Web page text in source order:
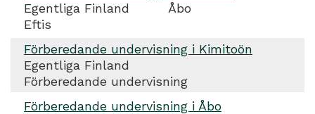
Egentliga Finland
Åbo
Eftis
Förberedande undervisning i Kimitoön
Egentliga Finland
Förberedande undervisning
Förberedande undervisning i Åbo